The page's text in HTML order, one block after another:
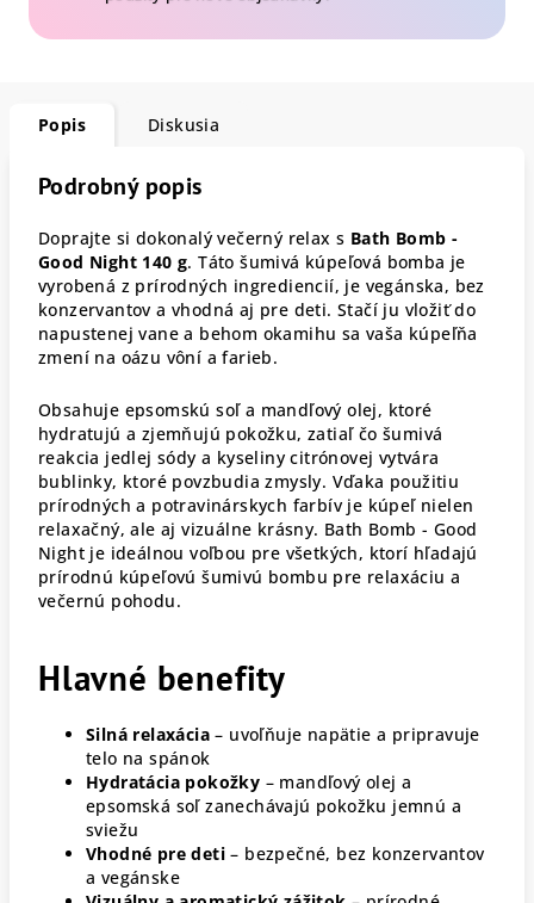
Popis Diskusia
Podrobný popis
Doprajte si dokonalý večerný relax s Bath Bomb -
Good Night 140 g. Táto šumivá kúpeľová bomba je
vyrobená z prírodných ingrediencií, je vegánska, bez
konzervantov a vhodná aj pre deti. Stačí ju vložiť do
napustenej vane a behom okamihu sa vaša kúpeľňa
zmení na oázu vôní a farieb.
Obsahuje epsomskú soľ a mandľový olej, ktoré
hydratujú a zjemňujú pokožku, zatiaľ čo šumivá
reakcia jedlej sódy a kyseliny citrónovej vytvára
bublinky, ktoré povzbudia zmysly. Vďaka použitiu
prírodných a potravinárskych farbív je kúpeľ nielen
relaxačný, ale aj vizuálne krásny. Bath Bomb - Good
Night je ideálnou voľbou pre všetkých, ktorí hľadajú
prírodnú kúpeľovú šumivú bombu pre relaxáciu a
večernú pohodu.
Hlavné benefity
Silná relaxácia – uvoľňuje napätie a pripravuje
telo na spánok
Hydratácia pokožky – mandľový olej a
epsomská soľ zanechávajú pokožku jemnú a
sviežu
Vhodné pre deti – bezpečné, bez konzervantov
a vegánske